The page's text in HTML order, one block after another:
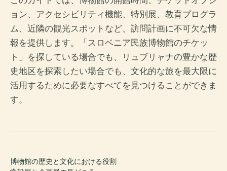
ョン、アクセシビリティ機能、特別展、教育プログラ
ム、近隣の観光スポットなど、訪問計画に不可欠な情
報を提供します。「スロベニア民族博物館のチケッ
ト」を探している場合でも、リュブリャナの豊かな歴
史地区を探索したい場合でも、文化的な旅を最大限に
活用するために必要なすべてを見つけることができま
す。
博物館の歴史と文化における役割